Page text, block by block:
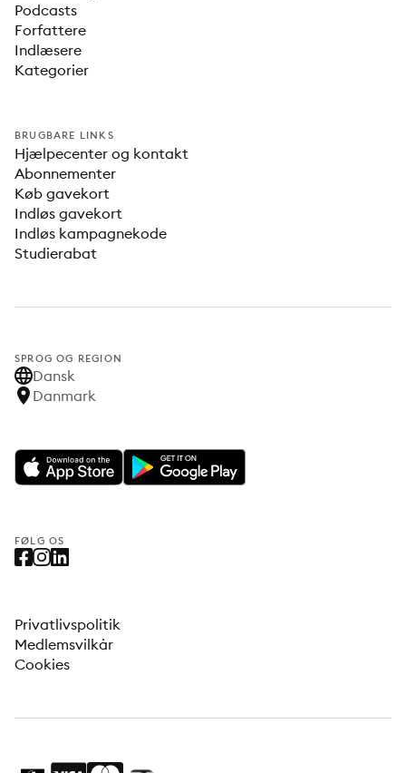
Podcasts
Forfattere
Indlæsere
Kategorier
BRUGBARE LINKS
Hjælpecenter og kontakt
Abonnementer
Køb gavekort
Indløs gavekort
Indløs kampagnekode
Studierabat
SPROG OG REGION
Dansk
Danmark
FØLG OS
Privatlivspolitik
Medlemsvilkår
Cookies